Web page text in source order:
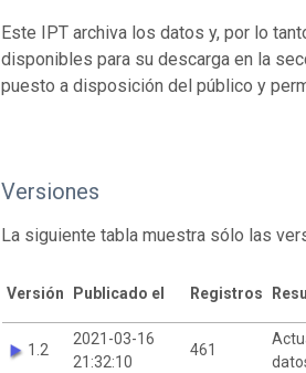
Este IPT archiva los datos y, por lo
disponibles para su descarga en la
puesto a disposición del público y
Versiones
La siguiente tabla muestra sólo las
Versión Publicado el Registros
1.2
2021-03-16
21:32:10
461